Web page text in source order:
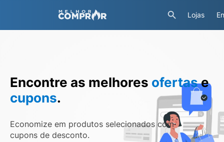
Lojas
Encontre as melhores ofertase
cupons.
Economize em produtos selecionados com
cupons de desconto.